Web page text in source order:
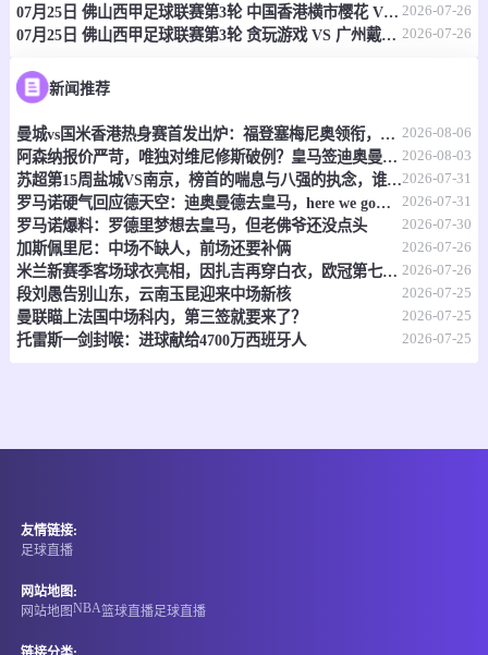
中北美杯 08-07 09:00 即将开始
奥斯汀FC
情报
巴马全联 08-07 09:00 即将开始
阿卡德锦标 0 0 圣米格利托体育后备队
情报
巴马全联 08-07 09:00 即将开始
宏达宏兴
07月25日 佛山西甲足球联赛第3轮 中国香港横市樱花 VS 吉图省实青年 全场录像 2026-07-26
07月25日 佛山西甲足球联赛第3轮 贪玩游戏 VS 广州戴拿模 全场录像 2026-07-26
新闻推荐
曼城vs国米香港热身赛首发出炉：福登塞梅尼奥领衔，迪马尔科巴雷拉在列 2026-08-06
阿森纳报价严苛，唯独对维尼修斯破例？皇马签迪奥曼德，明摆着施压 2026-08-03
苏超第15周盐城VS南京，榜首的喘息与八强的执念，谁先破局？2026-07-31
罗马诺硬气回应德天空：迪奥曼德去皇马，here we go，别吵了！ 2026-07-31
罗马诺爆料：罗德里梦想去皇马，但老佛爷还没点头 2026-07-30
加斯佩里尼：中场不缺人，前场还要补俩 2026-07-26
米兰新赛季客场球衣亮相，因扎吉再穿白衣，欧冠第七冠二十周年纪念 2026-07-26
段刘愚告别山东，云南玉昆迎来中场新核 2026-07-25
曼联瞄上法国中场科内，第三签就要来了？ 2026-07-25
托雷斯一剑封喉：进球献给4700万西班牙人 2026-07-25
友情链接:
足球直播
网站地图:
网站地图NBA篮球直播足球直播